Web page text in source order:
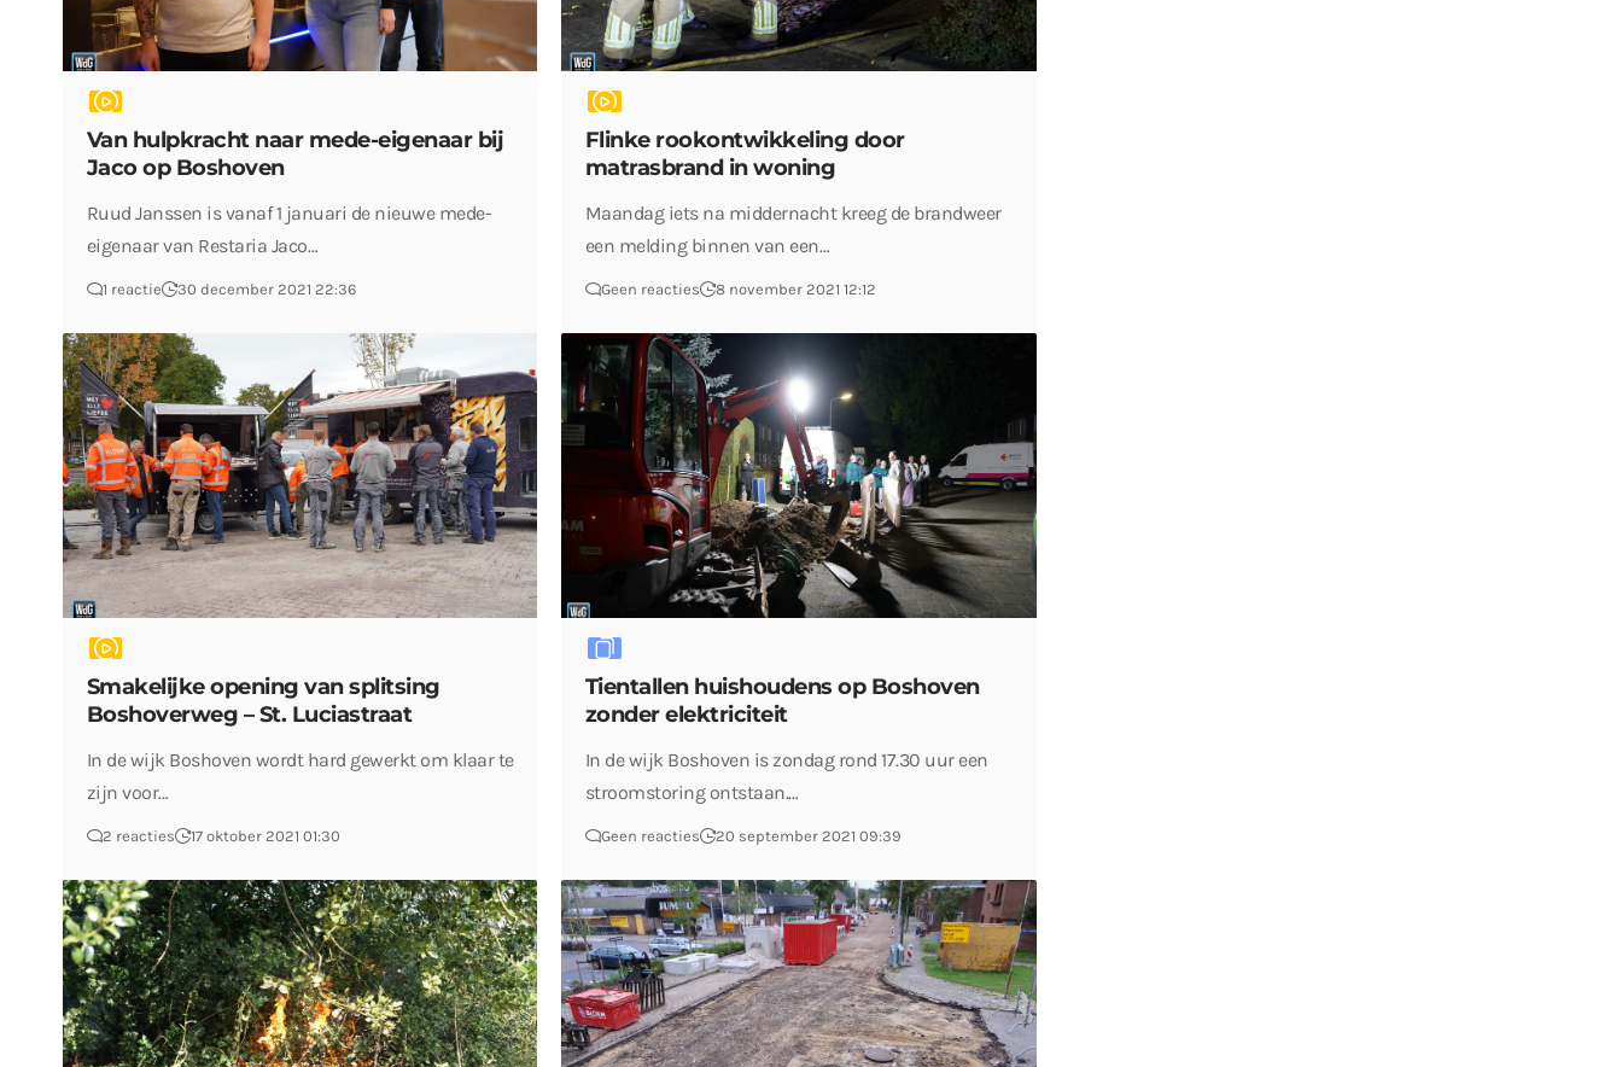
Van hulpkracht naar mede-eigenaar bij
Jaco op Boshoven
Ruud Janssen is vanaf 1 januari de nieuwe mede-
eigenaar van Restaria Jaco…
1 reactie 30 december 2021 22:36
Flinke rookontwikkeling door
matrasbrand in woning
Maandag iets na middernacht kreeg de brandweer
een melding binnen van een…
Geen reacties 8 november 2021 12:12
Smakelijke opening van splitsing
Boshoverweg – St. Luciastraat
In de wijk Boshoven wordt hard gewerkt om klaar te
zijn voor…
2 reacties 17 oktober 2021 01:30
Tientallen huishoudens op Boshoven
zonder elektriciteit
In de wijk Boshoven is zondag rond 17.30 uur een
stroomstoring ontstaan.…
Geen reacties 20 september 2021 09:39